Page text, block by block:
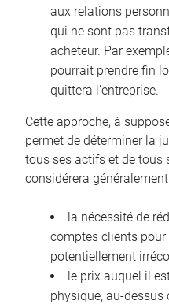
aux relations
qui ne sont pas
acheteur. Par
pourrait prendre fin
quittera l’entreprise.
Cette approche, à
permet de déterminer la
tous ses actifs et de tous
considérera
la nécessité de
comptes clients
potentiellement
le prix auquel il
physique, au-dessus